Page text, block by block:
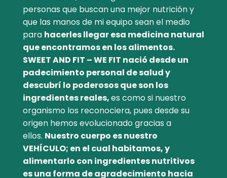
personas que buscan una mejor nutrición y
que las manos de mi equipo sean el medio
para hacerles llegar esa medicina natural
que encontramos en los alimentos.
SWEET AND FIT – WE FIT nació desde un
padecimiento personal de salud y
descubrí lo poderosos que son los
ingredientes reales,es como si nuestro
organismo los reconociera, pues desde su
origen hemos evolucionado gracias a
ellos. Nuestro cuerpo es nuestro
VEHÍCULO; en el cual habitamos, y
alimentarlo con ingredientes nutritivos
es una forma de agradecimiento hacia